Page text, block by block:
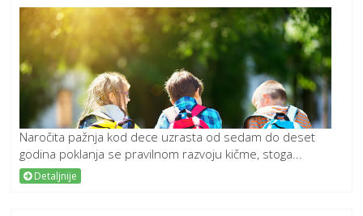
Naročita pažnja kod dece uzrasta od sedam do deset
godina poklanja se pravilnom razvoju kičme, stoga...
Detaljnije